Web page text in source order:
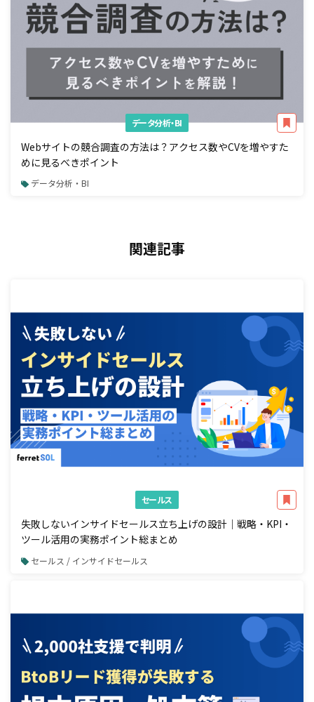
データ分析・BI
Webサイトの競合調査の方法は？アクセス数やCVを増やすた
めに見るべきポイント
データ分析・BI
関連記事
セールス
失敗しないインサイドセールス立ち上げの設計｜戦略・KPI・
ツール活用の実務ポイント総まとめ
セールス / インサイドセールス